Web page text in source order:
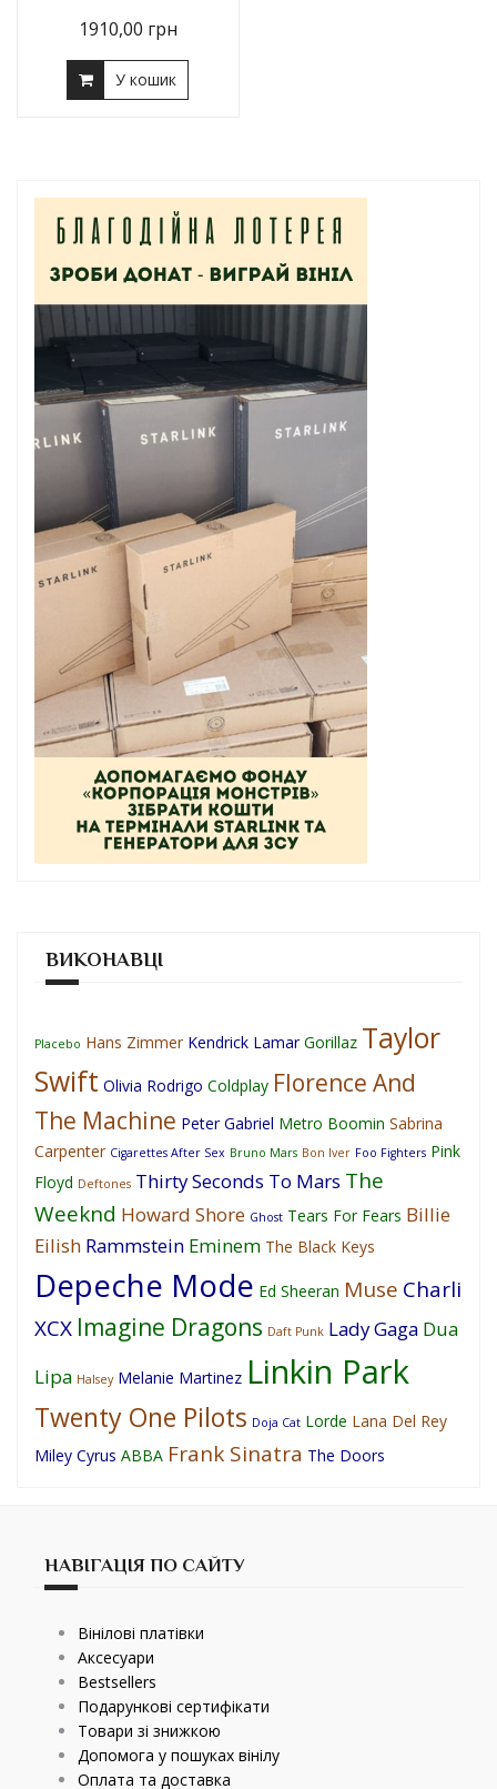
1910,00 грн
У кошик
ВИКОНАВЦІ
Placebo Hans Zimmer Kendrick Lamar Gorillaz Taylor
Swift Olivia Rodrigo Coldplay Florence And
The Machine Peter Gabriel Metro Boomin Sabrina
Carpenter Cigarettes After Sex Bruno Mars Bon Iver Foo Fighters Pink
Floyd Deftones Thirty Seconds To Mars The
Weeknd Howard Shore Ghost Tears For Fears Billie
Eilish Rammstein Eminem The Black Keys
Depeche Mode Ed Sheeran Muse Charli
XCX Imagine Dragons Daft Punk Lady Gaga Dua
Lipa Halsey Melanie Martinez Linkin Park
Twenty One Pilots Doja Cat Lorde Lana Del Rey
Miley Cyrus ABBA Frank Sinatra The Doors
НАВІГАЦІЯ ПО САЙТУ
Вінілові платівки
Аксесуари
Bestsellers
Подарункові сертифікати
Товари зі знижкою
Допомога у пошуках вінілу
Оплата та доставка